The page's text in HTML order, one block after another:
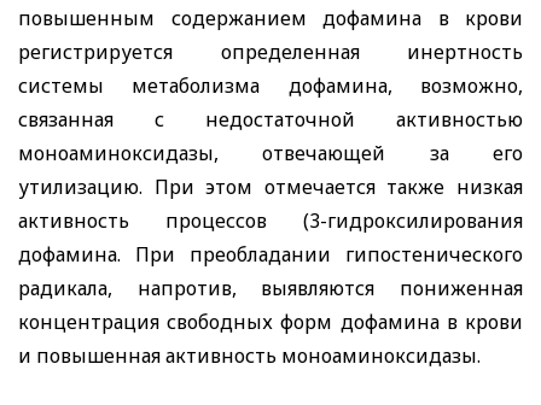
повышенным содержанием дофамина в крови
регистрируется определенная инертность
системы метаболизма дофамина, возможно,
связанная с недостаточной активностью
моноаминоксидазы, отвечающей за его
утилизацию. При этом отмечается также низкая
активность процессов (3-гидроксилирования
дофамина. При преобладании гипостенического
радикала, напротив, выявляются пониженная
концентрация свободных форм дофамина в крови
и повышенная активность моноаминоксидазы.